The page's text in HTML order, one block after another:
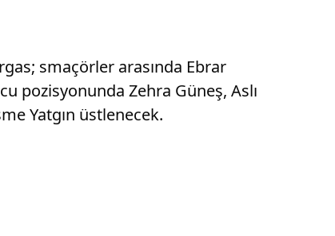
smaçörler arasında Ebrar
pozisyonunda Zehra Güneş, Aslı
Yatgın üstlenecek.